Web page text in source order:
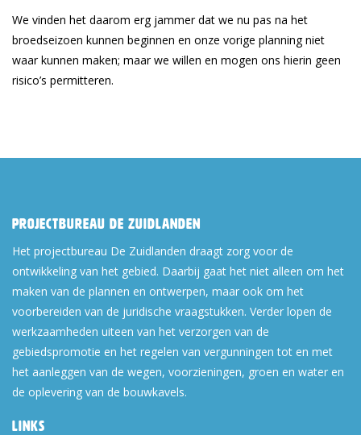
We vinden het daarom erg jammer dat we nu pas na het
broedseizoen kunnen beginnen en onze vorige planning niet
waar kunnen maken; maar we willen en mogen ons hierin geen
risico’s permitteren.
Projectbureau De Zuidlanden
Het projectbureau De Zuidlanden draagt zorg voor de
ontwikkeling van het gebied. Daarbij gaat het niet alleen om het
maken van de plannen en ontwerpen, maar ook om het
voorbereiden van de juridische vraagstukken. Verder lopen de
werkzaamheden uiteen van het verzorgen van de
gebiedspromotie en het regelen van vergunningen tot en met
het aanleggen van de wegen, voorzieningen, groen en water en
de oplevering van de bouwkavels.
Links